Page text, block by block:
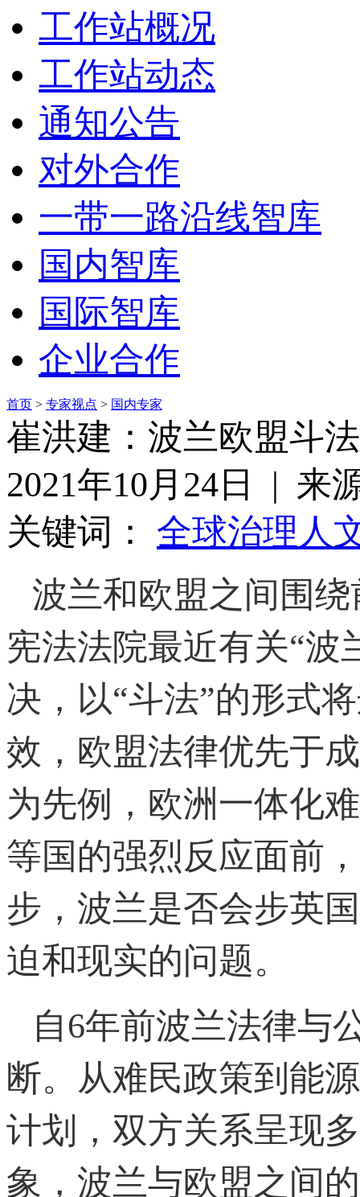
工作站概况
工作站动态
通知公告
对外合作
一带一路沿线智库
国内智库
国际智库
企业合作
首页 > 专家视点 > 国内专家
崔洪建：波兰欧盟斗
2021年10月24日 | 来
关键词： 全球治理 人
波兰和欧盟之间围
宪法法院最近有关“波
决，以“斗法”的形式
效，欧盟法律优先于
为先例，欧洲一体化
等国的强烈反应面前
步，波兰是否会步英
迫和现实的问题。
自6年前波兰法律与
断。从难民政策到能
计划，双方关系呈现
象，波兰与欧盟之间